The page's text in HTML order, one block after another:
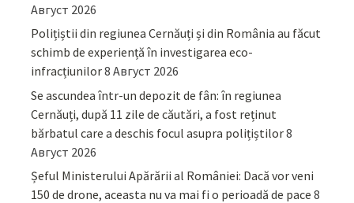
Август 2026
Polițiștii din regiunea Cernăuți și din România au făcut
schimb de experiență în investigarea eco-
infracțiunilor8 Август 2026
Se ascundea într-un depozit de fân: în regiunea
Cernăuți, după 11 zile de căutări, a fost reținut
bărbatul care a deschis focul asupra polițiștilor8
Август 2026
Șeful Ministerului Apărării al României: Dacă vor veni
150 de drone, aceasta nu va mai fi o perioadă de pace 8